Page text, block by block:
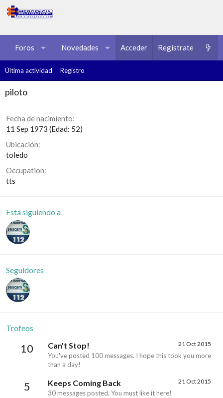
Foros Novedades Multimedia Recursos
Acceder Regístrate
Última actividad Registro
piloto
Fecha de nacimiento
11 Sep 1973 (Edad: 52)
Ubicación
toledo
Occupation
tts
Está siguiendo a
Seguidores
Trofeos
10 21 Oct 2015
Can't Stop!
You've posted 100 messages. I hope this took you more
than a day!
5 21 Oct 2015
Keeps Coming Back
30 messages posted. You must like it here!